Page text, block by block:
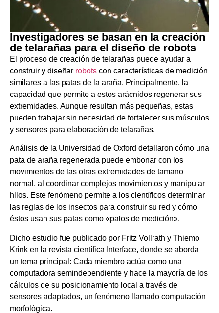
Investigadores se basan en la creación
de telarañas para el diseño de robots
El proceso de creación de telarañas puede ayudar a
construir y diseñar robots con características de medición
similares a las patas de la araña. Principalmente, la
capacidad que permite a estos arácnidos regenerar sus
extremidades. Aunque resultan más pequeñas, estas
pueden trabajar sin necesidad de fortalecer sus músculos
y sensores para elaboración de telarañas.
Análisis de la Universidad de Oxford detallaron cómo una
pata de araña regenerada puede embonar con los
movimientos de las otras extremidades de tamaño
normal, al coordinar complejos movimientos y manipular
hilos. Este fenómeno permite a los científicos determinar
las reglas de los insectos para construir su red y cómo
éstos usan sus patas como «palos de medición».
Dicho estudio fue publicado por Fritz Vollrath y Thiemo
Krink en la revista científica Interface, donde se aborda
un tema principal: Cada miembro actúa como una
computadora semindependiente y hace la mayoría de los
cálculos de su posicionamiento local a través de
sensores adaptados, un fenómeno llamado computación
morfológica.